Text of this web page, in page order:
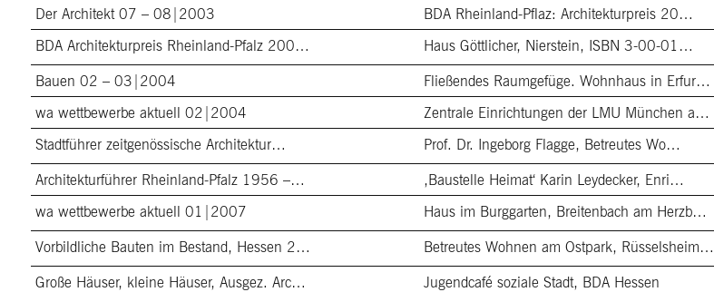
Der Architekt 07 – 08|2003
BDA Rheinland-Pflaz: Architekturpreis 20…
BDA Architekturpreis Rheinland-Pfalz 200…
Haus Göttlicher, Nierstein, ISBN 3-00-01…
Bauen 02 – 03|2004
Fließendes Raumgefüge. Wohnhaus in Erfur…
wa wettbewerbe aktuell 02|2004
Zentrale Einrichtungen der LMU München a…
Stadtführer zeitgenössische Architektur…
Prof. Dr. Ingeborg Flagge, Betreutes Wo…
Architekturführer Rheinland-Pfalz 1956 –…
,Baustelle Heimat‘ Karin Leydecker, Enri…
wa wettbewerbe aktuell 01|2007
Haus im Burggarten, Breitenbach am Herzb…
Vorbildliche Bauten im Bestand, Hessen 2…
Betreutes Wohnen am Ostpark, Rüsselsheim…
Große Häuser, kleine Häuser, Ausgez. Arc…
Jugendcafé soziale Stadt, BDA Hessen